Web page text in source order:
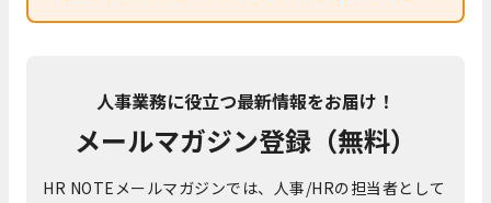
人事業務に役立つ最新情報をお届け！
メールマガジン登録（無料）
HR NOTEメールマガジンでは、人事/HRの担当者として